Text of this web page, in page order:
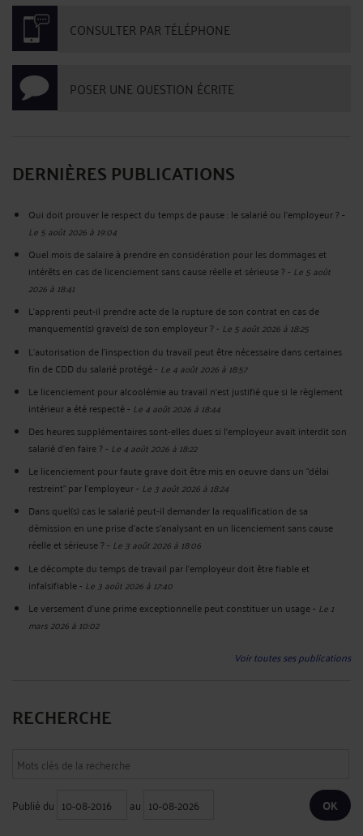
CONSULTER PAR TÉLÉPHONE
POSER UNE QUESTION ÉCRITE
DERNIÈRES PUBLICATIONS
Qui doit prouver le respect du temps de pause : le salarié ou l'employeur ?-
Le 5 août 2026 à 19:04
Quel mois de salaire à prendre en considération pour les dommages et
intérêts en cas de licenciement sans cause réelle et sérieuse ?- Le 5 août
2026 à 18:41
L'apprenti peut-il prendre acte de la rupture de son contrat en cas de
manquement(s) grave(s) de son employeur ?- Le 5 août 2026 à 18:25
L'autorisation de l'inspection du travail peut être nécessaire dans certaines
fin de CDD du salarié protégé- Le 4 août 2026 à 18:57
Le licenciement pour alcoolémie au travail n'est justifié que si le règlement
intérieur a été respecté- Le 4 août 2026 à 18:44
Des heures supplémentaires sont-elles dues si l'employeur avait interdit son
salarié d'en faire ?- Le 4 août 2026 à 18:22
Le licenciement pour faute grave doit être mis en oeuvre dans un "délai
restreint" par l'employeur- Le 3 août 2026 à 18:24
Dans quel(s) cas le salarié peut-il demander la requalification de sa
démission en une prise d'acte s'analysant en un licenciement sans cause
réelle et sérieuse ?- Le 3 août 2026 à 18:06
Le décompte du temps de travail par l'employeur doit être fiable et
infalsifiable- Le 3 août 2026 à 17:40
Le versement d'une prime exceptionnelle peut constituer un usage- Le 1
mars 2026 à 10:02
Voir toutes ses publications
RECHERCHE
Publié du au